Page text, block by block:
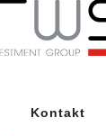
Kontakt